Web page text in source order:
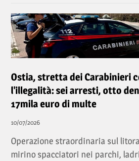
Ostia, stretta dei Carabinieri
l'illegalità: sei arresti, otto
17mila euro di multe
10/07/2026
Operazione straordinaria sul
mirino spacciatori nei parchi,